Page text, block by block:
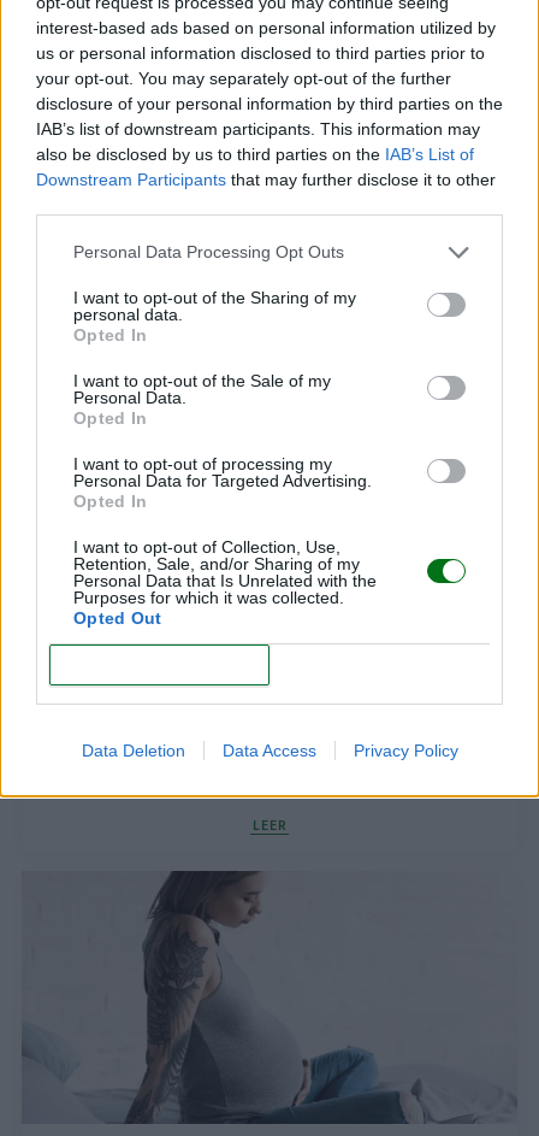
interest-based ads based on personal information utilized by
us or personal information disclosed to third parties prior to
your opt-out. You may separately opt-out of the further
disclosure of your personal information by third parties on the
IAB’s list of downstream participants. This information may
also be disclosed by us to third parties on the IAB’s List of
Downstream Participants that may further disclose it to other
Personal Data Processing Opt Outs
I want to opt-out of the Sharing of my
personal data.
Opted In
I want to opt-out of the Sale of my
Personal Data.
Opted In
I want to opt-out of processing my
Personal Data for Targeted Advertising.
Opted In
I want to opt-out of Collection, Use,
Retention, Sale, and/or Sharing of my
Personal Data that Is Unrelated with the
Purposes for which it was collected.
Opted Out
Data Deletion Data Access Privacy Policy
embarazo
LEER
Los defectos del tubo neural: todo lo que
Hipertensión en el embarazo: el ginecólogo
informa
LEER